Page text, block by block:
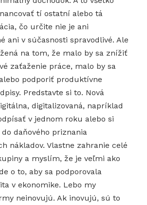
tí ostatní alebo tá
čo určite nie je ani
ani v súčasnosti spravodlivé. Ale
na tom, že malo by sa znížiť
zaťaženie práce, malo by sa
podporiť produktívne
Predstavte si to. Nová
digitalizovaná, napríklad
v jednom roku alebo si
daňového priznania
nákladov. Vlastne zahranie celé
a myslím, že je veľmi ako
o to, aby sa podporovala
v ekonomike. Lebo my
neinovujú. Ak inovujú, sú to